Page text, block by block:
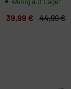
39,99 € 44,99 €